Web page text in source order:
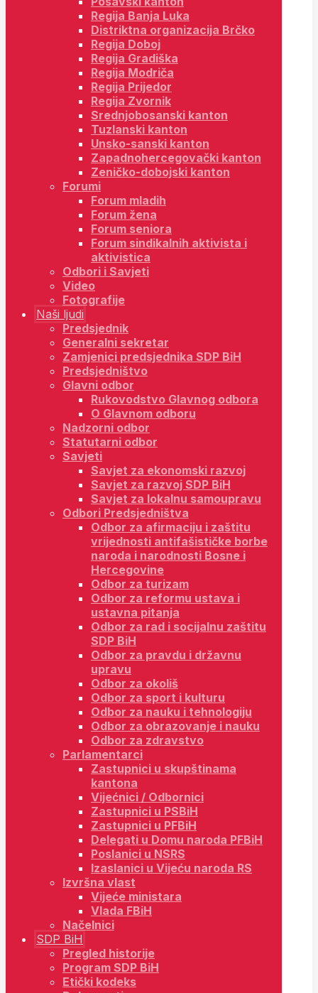
Regija Banja Luka
Distriktna organizacija Brčko
Regija Doboj
Regija Gradiška
Regija Modriča
Regija Prijedor
Regija Zvornik
Srednjobosanski kanton
Tuzlanski kanton
Unsko-sanski kanton
Zapadnohercegovački kanton
Zeničko-dobojski kanton
Forumi
Forum mladih
Forum žena
Forum seniora
Forum sindikalnih aktivista i
aktivistica
Odbori i Savjeti
Video
Fotografije
Naši ljudi
Predsjednik
Generalni sekretar
Zamjenici predsjednika SDP BiH
Predsjedništvo
Glavni odbor
Rukovodstvo Glavnog odbora
O Glavnom odboru
Nadzorni odbor
Statutarni odbor
Savjeti
Savjet za ekonomski razvoj
Savjet za razvoj SDP BiH
Savjet za lokalnu samoupravu
Odbori Predsjedništva
Odbor za afirmaciju i zaštitu
vrijednosti antifašističke borbe
naroda i narodnosti Bosne i
Hercegovine
Odbor za turizam
Odbor za reformu ustava i
ustavna pitanja
Odbor za rad i socijalnu zaštitu
SDP BiH
Odbor za pravdu i državnu
upravu
Odbor za okoliš
Odbor za sport i kulturu
Odbor za nauku i tehnologiju
Odbor za obrazovanje i nauku
Odbor za zdravstvo
Parlamentarci
Zastupnici u skupštinama
kantona
Vijećnici / Odbornici
Zastupnici u PSBiH
Zastupnici u PFBiH
Delegati u Domu naroda PFBiH
Poslanici u NSRS
Izaslanici u Vijeću naroda RS
Izvršna vlast
Vijeće ministara
Vlada FBiH
Načelnici
SDP BiH
Pregled historije
Program SDP BiH
Etički kodeks